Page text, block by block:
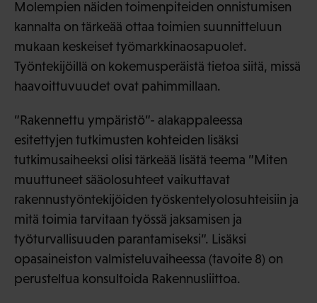
Molempien näiden toimenpiteiden onnistumisen
kannalta on tärkeää ottaa toimien suunnitteluun
mukaan keskeiset työmarkkinaosapuolet.
Työntekijöillä on kokemusperäistä tietoa siitä, missä
haavoittuvuudet ovat pahimmillaan.
”Rakennettu ympäristö”- alakappaleessa
esitettyjen tutkimusten kohteiden lisäksi
tutkimusaiheeksi olisi tärkeää lisätä teema ”Miten
muuttuneet sääolosuhteet vaikuttavat
rakennustyöntekijöiden työskentelyolosuhteisiin ja
mitä toimia tarvitaan työssä jaksamisen ja
työturvallisuuden parantamiseksi”. Lisäksi
opasaineiston valmisteluvaiheessa (tavoite 8) on
perusteltua konsultoida Rakennusliittoa.